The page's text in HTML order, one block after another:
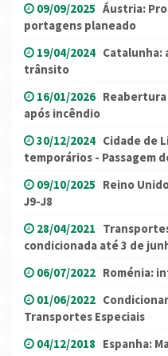
09/09/2025 Áustria:
portagens planeado
19/04/2024 Catalunha:
trânsito
16/01/2026
após incêndio
30/12/2024 Cidade de
temporários - Passagem
09/10/2025 Reino
J9-J8
28/04/2021
condicionada até 3 de
06/07/2022 Roménia:
01/06/2022
Transportes Especiais
04/12/2018 Espanha: